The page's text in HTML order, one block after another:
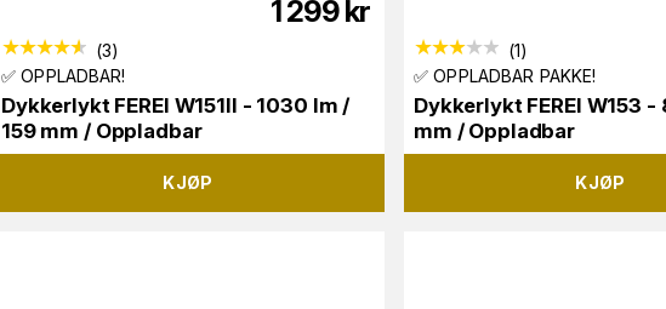
1 299kr
(3)
✅ OPPLADBAR!
Dykkerlykt FEREI W151II - 1030 lm /
159 mm / Oppladbar
KJØP
(1)
✅ OPPLADBAR PAKKE!
Dykkerlykt FEREI W153
mm / Oppladbar
KJØP